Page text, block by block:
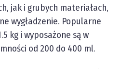
jak i grubych materiałach,
wygładzenie. Popularne
kg i wyposażone są w
od 200 do 400 ml.